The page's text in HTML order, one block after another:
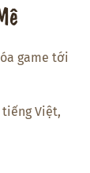
game tới
tiếng Việt,